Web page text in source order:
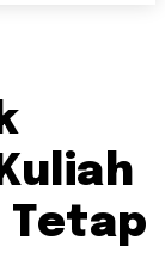
Tetap